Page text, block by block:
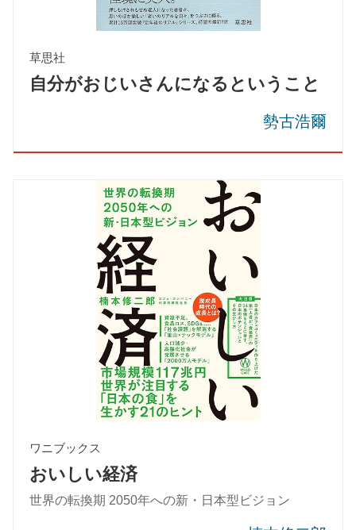
草思社
自分がおじいさんになるということ
勢古浩爾
ワニブックス
おいしい経済
世界の転換期 2050年への新・⽇本型ビジョン